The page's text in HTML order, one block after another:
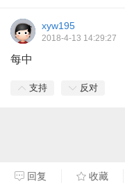
xyw195
2018-4-13 14:29:27
每中
支持 反对
回复 收藏